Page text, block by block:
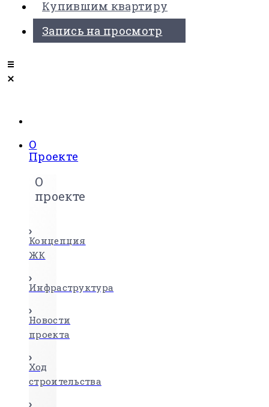
Купившим квартиру
Запись на просмотр
О
Проекте
О
проекте
Концепция
ЖК
Инфраструктура
Новости
проекта
Ход
строительства